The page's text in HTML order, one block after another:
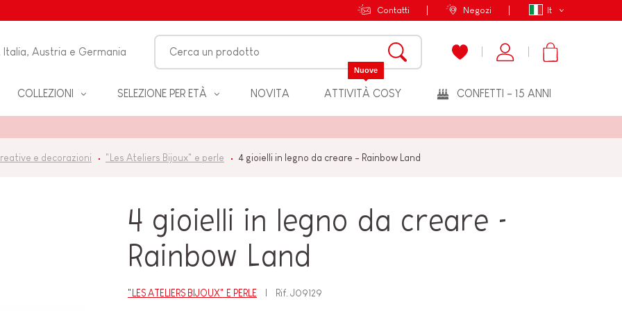
It
Contatti Negozi
Italia, Austria e Germania
COLLEZIONI SELEZIONE PER ETÀ NOVITA ATTIVITÀ COSY
Nuove
CONFETTI - 15 ANNI
e decorazioni "Les Ateliers Bijoux" e perle 4 gioielli in legno da creare - Rainbow Land
4 gioielli in legno da creare -
Rainbow Land
"LES ATELIERS BIJOUX" E PERLE Rif.J09129